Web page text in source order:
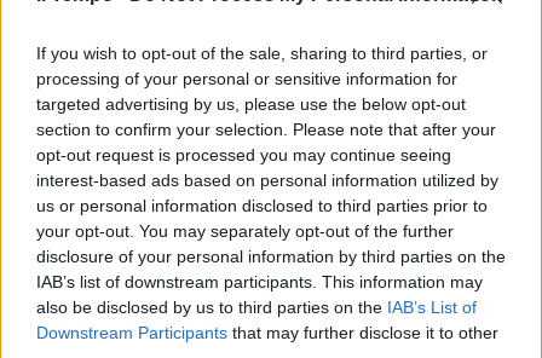
If you wish to opt-out of the sale, sharing to third parties, or
processing of your personal or sensitive information for
targeted advertising by us, please use the below opt-out
section to confirm your selection. Please note that after your
opt-out request is processed you may continue seeing
interest-based ads based on personal information utilized by
us or personal information disclosed to third parties prior to
your opt-out. You may separately opt-out of the further
disclosure of your personal information by third parties on the
IAB’s list of downstream participants. This information may
also be disclosed by us to third parties on the IAB’s List of
Downstream Participants that may further disclose it to other